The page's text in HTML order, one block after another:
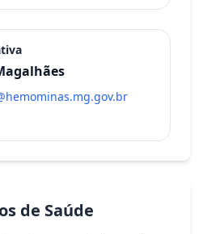
de Saúde